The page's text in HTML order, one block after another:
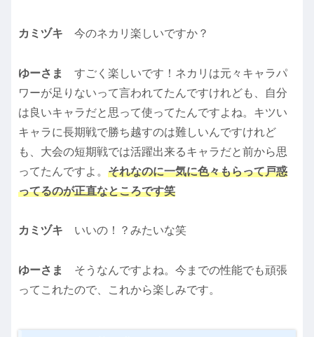
カミヅキ 今のネカリ楽しいですか？
ゆーさま すごく楽しいです！ネカリは元々キャラパ
ワーが足りないって言われてたんですけれども、自分
は良いキャラだと思って使ってたんですよね。キツい
キャラに長期戦で勝ち越すのは難しいんですけれど
も、大会の短期戦では活躍出来るキャラだと前から思
ってたんですよ。 それなのに一気に色々もらって戸惑
ってるのが正直なところです笑
カミヅキ いいの！？みたいな笑
ゆーさま そうなんですよね。今までの性能でも頑張
ってこれたので、これから楽しみです。